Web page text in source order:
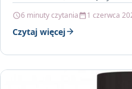
6 minuty czytania 1 czerwca
Czytaj więcej